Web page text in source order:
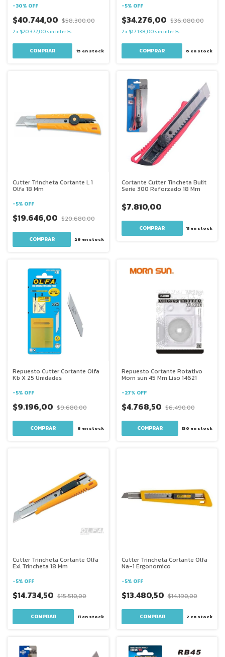
-30% OFF
$40.744,00 $58.300,00
2x $20.372,00 sin interés
15 en stock
-5% OFF
$34.276,00 $36.080,00
2x $17.138,00 sin interés
6 en stock
Cutter Trincheta Cortante L 1
Olfa 18 Mm
-5% OFF
$19.646,00 $20.680,00
29 en stock
Cortante Cutter Tincheta Bulit
Serie 300 Reforzado 18 Mm
$7.810,00
11 en stock
Repuesto Cutter Cortante Olfa
Kb X 25 Unidades
-5% OFF
$9.196,00 $9.680,00
8 en stock
Repuesto Cortante Rotativo
Morn sun 45 Mm Liso 14621
-27% OFF
$4.768,50 $6.490,00
136 en stock
Cutter Trincheta Cortante Olfa
Exl Trincheta 18 Mm
-5% OFF
$14.734,50 $15.510,00
11en stock
Cutter Trincheta Cortante Olfa
Na-1 Ergonomico
-5% OFF
$13.480,50 $14.190,00
2 en stock